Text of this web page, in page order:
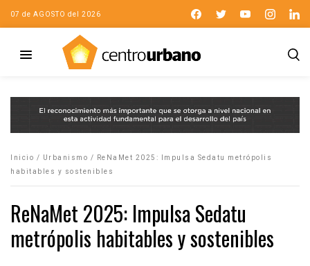
07 de AGOSTO del 2026
Inicio / Urbanismo /
ReNaMet 2025: Impulsa Sedatu metrópolis
habitables y sostenibles
ReNaMet 2025: Impulsa Sedatu
metrópolis habitables y sostenibles